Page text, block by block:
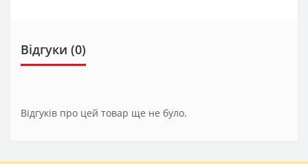
Відгуки (0)
Відгуків про цей товар ще не було.